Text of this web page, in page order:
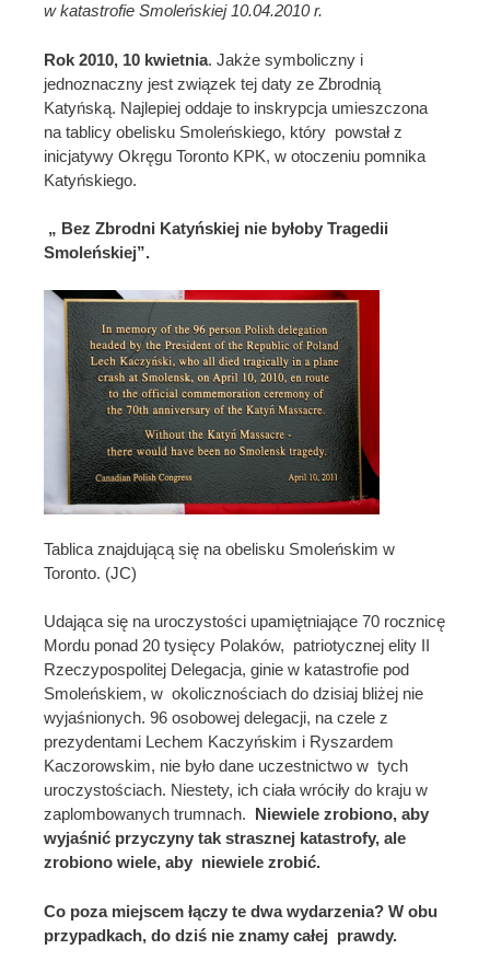
w katastrofie Smoleńskiej 10.04.2010 r.
Rok 2010, 10 kwietnia. Jakże symboliczny i
jednoznaczny jest związek tej daty ze Zbrodnią
Katyńską. Najlepiej oddaje to inskrypcja umieszczona
na tablicy obelisku Smoleńskiego, który powstał z
inicjatywy Okręgu Toronto KPK, w otoczeniu pomnika
Katyńskiego.
„ Bez Zbrodni Katyńskiej nie byłoby Tragedii
Smoleńskiej”.
Tablica znajdującą się na obelisku Smoleńskim w
Toronto. (JC)
Udająca się na uroczystości upamiętniające 70 rocznicę
Mordu ponad 20 tysięcy Polaków, patriotycznej elity II
Rzeczypospolitej Delegacja, ginie w katastrofie pod
Smoleńskiem, w okolicznościach do dzisiaj bliżej nie
wyjaśnionych. 96 osobowej delegacji, na czele z
prezydentami Lechem Kaczyńskim i Ryszardem
Kaczorowskim, nie było dane uczestnictwo w tych
uroczystościach. Niestety, ich ciała wróciły do kraju w
zaplombowanych trumnach. Niewiele zrobiono, aby
wyjaśnić przyczyny tak strasznej katastrofy, ale
zrobiono wiele, aby niewiele zrobić.
Co poza miejscem łączy te dwa wydarzenia? W obu
przypadkach, do dziś nie znamy całej prawdy.